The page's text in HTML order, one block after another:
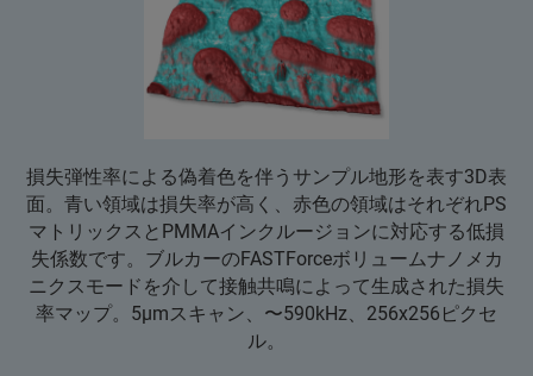
損失弾性率による偽着色を伴うサンプル地形を表す3D表
面。青い領域は損失率が高く、赤色の領域はそれぞれPS
マトリックスとPMMAインクルージョンに対応する低損
失係数です。ブルカーのFASTForceボリュームナノメカ
ニクスモードを介して接触共鳴によって生成された損失
率マップ。5μmスキャン、〜590kHz、256x256ピクセ
ル。